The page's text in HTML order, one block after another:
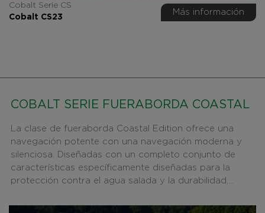
Cobalt Serie CS
Cobalt CS23
Más información
COBALT SERIE FUERABORDA COASTAL
La clase de fueraborda Coastal Edition ofrece una
navegación potente con una navegación moderna y
silenciosa. Diseñadas con un completo conjunto de
características específicamente diseñadas para la
protección contra el agua salada y la durabilidad,...